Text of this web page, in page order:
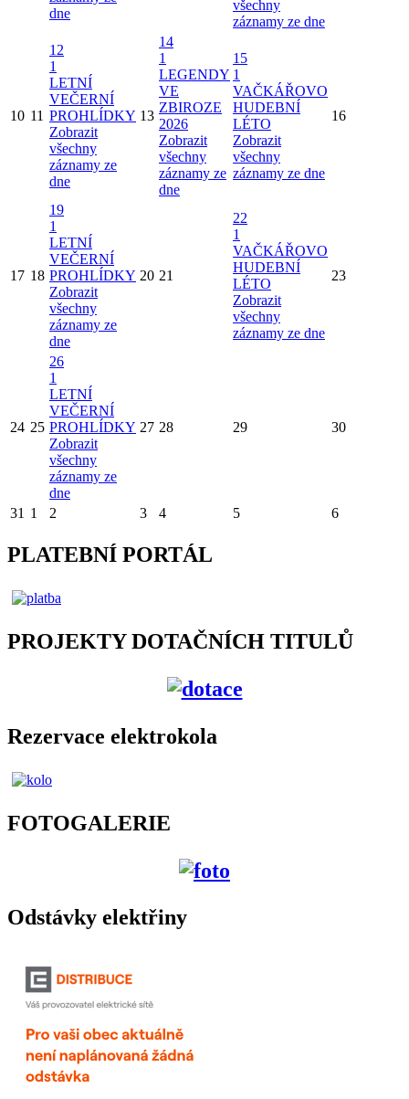
dne
všechny
záznamy ze dne
10 11
12
1
LETNÍ
VEČERNÍ
PROHLÍDKY
Zobrazit
všechny
záznamy ze
dne
13
14
1
LEGENDY
VE
ZBIROZE
2026
Zobrazit
všechny
záznamy ze
dne
15
1
VAČKÁŘOVO
HUDEBNÍ
LÉTO
Zobrazit
všechny
záznamy ze dne
16
17 18
19
1
LETNÍ
VEČERNÍ
PROHLÍDKY
Zobrazit
všechny
záznamy ze
dne
20 21
22
1
VAČKÁŘOVO
HUDEBNÍ
LÉTO
Zobrazit
všechny
záznamy ze dne
23
24 25
26
1
LETNÍ
VEČERNÍ
PROHLÍDKY
Zobrazit
všechny
záznamy ze
dne
27 28 29 30
31 1 2 3 4 5 6
PLATEBNÍ PORTÁL
PROJEKTY DOTAČNÍCH TITULŮ
Rezervace elektrokola
FOTOGALERIE
Odstávky elektřiny